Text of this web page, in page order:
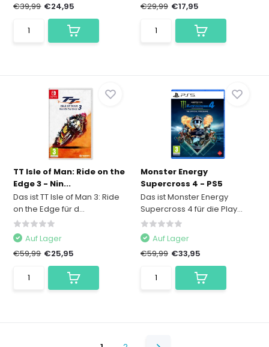
€39,99 €24,95
€29,99 €17,95
TT Isle of Man: Ride on the
Edge 3 - Nin...
Das ist TT Isle of Man 3: Ride
on the Edge für d...
Auf Lager
€59,99 €25,95
Monster Energy
Supercross 4 - PS5
Das ist Monster Energy
Supercross 4 für die Play...
Auf Lager
€59,99 €33,95